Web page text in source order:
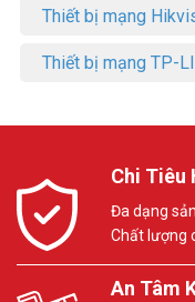
Thiết bị mạng
Thiết bị mạng TP-
Chi Tiêu
Đa dạng
Chất lượng
An Tâm